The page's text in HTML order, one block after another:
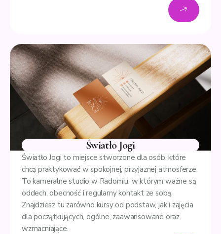
Światło Jogi
Światło Jogi to miejsce stworzone dla osób, które
chcą praktykować w spokojnej, przyjaznej atmosferze.
To kameralne studio w Radomiu, w którym ważne są
oddech, obecność i regularny kontakt ze sobą.
Znajdziesz tu zarówno kursy od podstaw, jak i zajęcia
dla początkujących, ogólne, zaawansowane oraz
wzmacniające.